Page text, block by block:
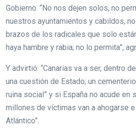
Gobierno. “No nos dejen solos, no
nuestros ayuntamientos y cabildos,
brazos de los radicales que solo
haya hambre y rabia; no lo permita”,
Y advirtió: “Canarias va a ser, dentro
una cuestión de Estado; un
ruina social” y si España no acude en
millones de víctimas van a ahogarse
Atlántico”.